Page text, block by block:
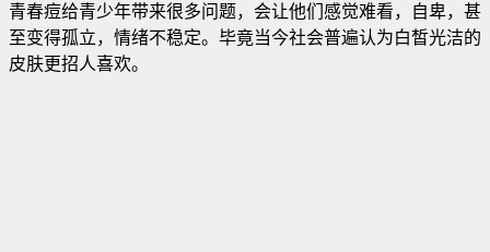
青春痘给青少年带来很多问题，会让他们感觉难看，自卑，甚
至变得孤立，情绪不稳定。毕竟当今社会普遍认为白皙光洁的
皮肤更招人喜欢。